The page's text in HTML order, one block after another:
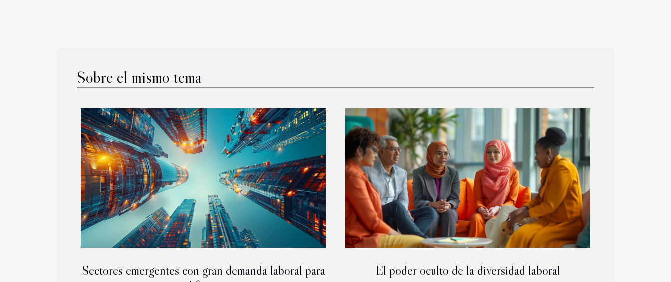
Sobre el mismo tema
Sectores emergentes con gran demanda laboral para
El poder oculto de la diversidad laboral